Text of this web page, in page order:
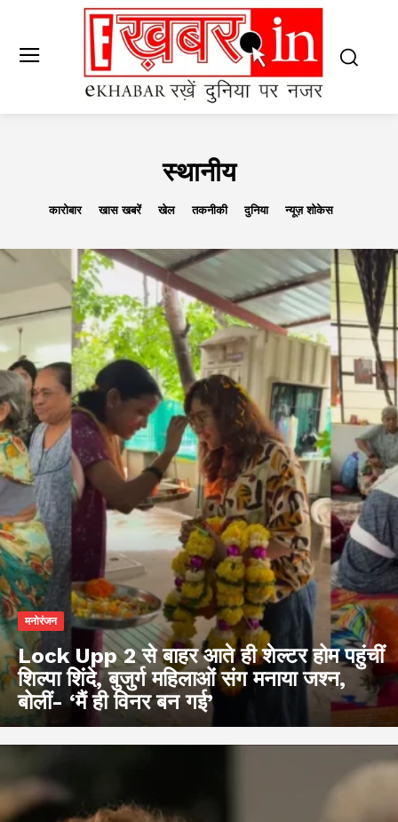
स्थानीय
कारोबार खास खबरें खेल तकनीकी दुनिया न्यूज़ शोकेस
मनोरंजन
Lock Upp 2 से बाहर आते ही शेल्टर होम पहुंचीं
शिल्पा शिंदे, बुजुर्ग महिलाओं संग मनाया जश्न,
बोलीं- ‘मैं ही विनर बन गई’